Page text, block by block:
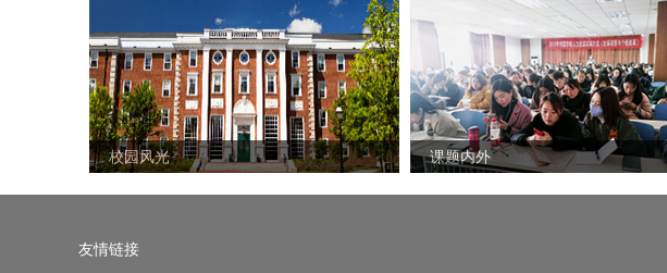
校园风光 课题内外
友情链接